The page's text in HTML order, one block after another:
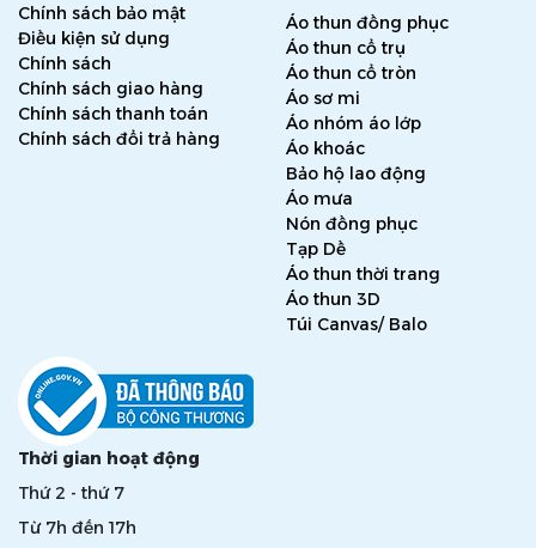
Chính sách bảo mật
Điều kiện sử dụng
Chính sách
Chính sách giao hàng
Chính sách thanh toán
Chính sách đổi trả hàng
Áo thun đồng phục
Áo thun cổ trụ
Áo thun cổ tròn
Áo sơ mi
Áo nhóm áo lớp
Áo khoác
Bảo hộ lao động
Áo mưa
Nón đồng phục
Tạp Dề
Áo thun thời trang
Áo thun 3D
Túi Canvas/ Balo
Thời gian hoạt động
Thứ 2 - thứ 7
Từ 7h đến 17h